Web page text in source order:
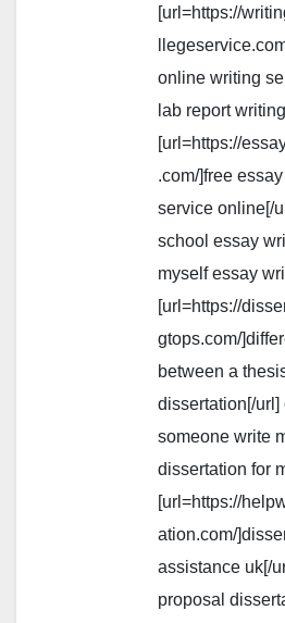
[url=https://
online writing
lab report
[url=https://
.com/]free
service online[/
school essay
myself essay
[url=https://
gtops.com/
between a
dissertation[/url]
someone write
dissertation for
[url=https://
ation.com/
assistance uk[/
proposal